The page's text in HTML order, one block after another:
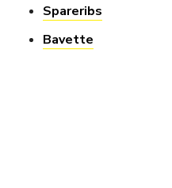
Spareribs
Bavette